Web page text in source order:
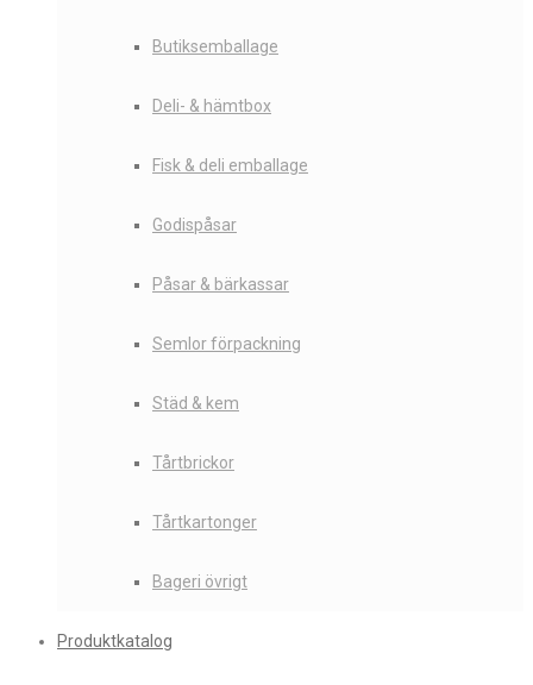
Butiksemballage
Deli- & hämtbox
Fisk & deli emballage
Godispåsar
Påsar & bärkassar
Semlor förpackning
Städ & kem
Tårtbrickor
Tårtkartonger
Bageri övrigt
Produktkatalog